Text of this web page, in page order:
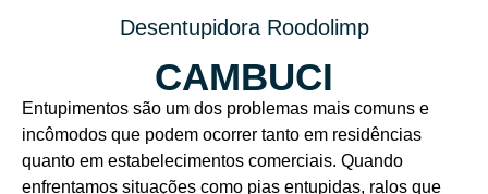
Desentupidora Roodolimp
CAMBUCI
Entupimentos são um dos problemas mais comuns e
incômodos que podem ocorrer tanto em residências
quanto em estabelecimentos comerciais. Quando
enfrentamos situações como pias entupidas, ralos que